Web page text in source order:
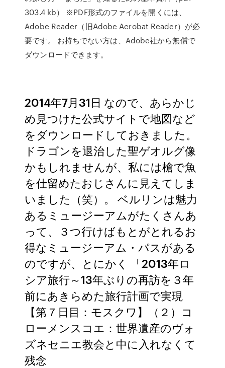
303.4 kb） ※PDF形式のファイルを開くには、
Adobe Reader（旧Adobe Acrobat Reader）が必
要です。 お持ちでない方は、Adobe社から無償で
ダウンロードできます。
2014年7月31日 なので、あらかじ
め見つけた公式サイトで地図など
をダウンロードしておきました。
ドラゴンを退治した聖ゲオルグ像
かもしれませんが、私には槍で魚
を仕留めたおじさんに見えてしま
いました（笑）。 ベルリンは魅力
あるミュージーアムがたくさんあ
って、３つ行けばもとがとれるお
得なミュージーアム・パスがある
のですが、とにかく 「2013年ロ
シア旅行～13年ぶりの再訪を３年
前にあきらめた旅行計画で実現
【第７日目：モスクワ】（２）コ
ローメンスコエ：世界遺産のヴォ
ズネセニエ教会と中に入れなくて
残念